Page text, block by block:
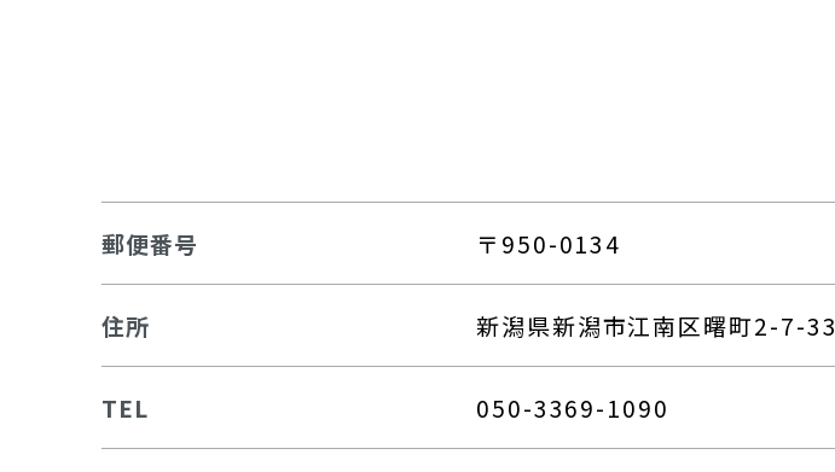
郵便番号 〒950-0134
住所 新潟県新潟市江南区曙町2-7-33
TEL 050-3369-1090